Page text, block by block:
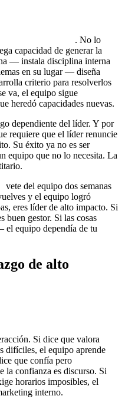
. No lo
capacidad de generar la
— instala disciplina interna
en su lugar — diseña
criterio para resolverlos
va, el equipo sigue
heredó capacidades nuevas.
dependiente del líder. Y por
requiere que el líder renuncie
Su éxito ya no es ser
equipo que no lo necesita. La
vete del equipo dos semanas
y el equipo logró
eres líder de alto impacto. Si
buen gestor. Si las cosas
el equipo dependía de tu
de alto
Si dice que valora
difíciles, el equipo aprende
que confía pero
la confianza es discurso. Si
horarios imposibles, el
interno.